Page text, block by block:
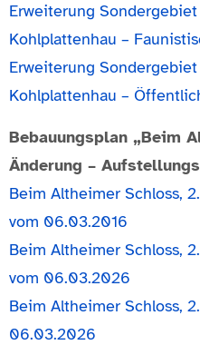
Erweiterung
Kohlplattenhau –
Erweiterung
Kohlplattenhau –
Bebauungsplan „Beim
Änderung –
Beim Altheimer Schloss,
vom 06.03.2016
Beim Altheimer Schloss,
vom 06.03.2026
Beim Altheimer Schloss,
06.03.2026